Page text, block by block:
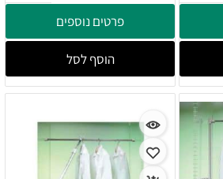
פרטים נוספים
הוסף לסל